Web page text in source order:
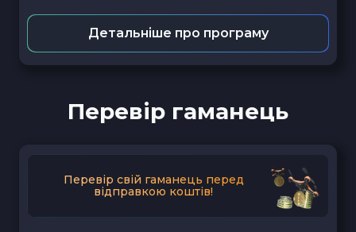
Детальніше про програму
Перевір гаманець
Перевір свій гаманець перед
відправкою коштів!